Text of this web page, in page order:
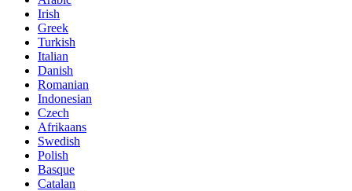
Irish
Greek
Turkish
Italian
Danish
Romanian
Indonesian
Czech
Afrikaans
Swedish
Polish
Basque
Catalan